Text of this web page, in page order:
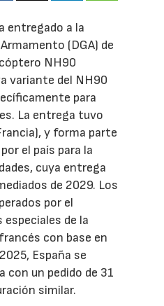
entregado a la
(DGA) de
NH90
variante del NH90
para
La entrega tuvo
y forma parte
el país para la
cuya entrega
de 2029. Los
por el
de la
con base en
España se
con un pedido de 31
similar.